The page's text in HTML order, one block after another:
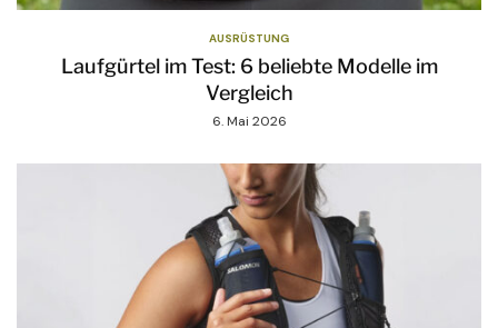
AUSRÜSTUNG
Laufgürtel im Test: 6 beliebte Modelle im
Vergleich
6. Mai 2026